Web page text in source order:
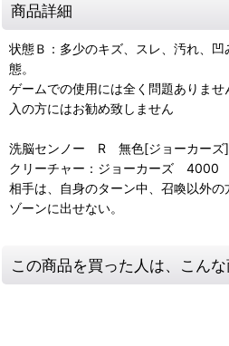
商品詳細
状態Ｂ：多少のキズ、スレ、汚れ、
態。
ゲームでの使用には全く問題ありま
入の方にはお勧め致しません
洗脳センノー R 無色[ジョーカー
クリーチャー：ジョーカーズ 4000
相手は、自身のターン中、召喚以外
ゾーンに出せない。
この商品を買った人は、こん